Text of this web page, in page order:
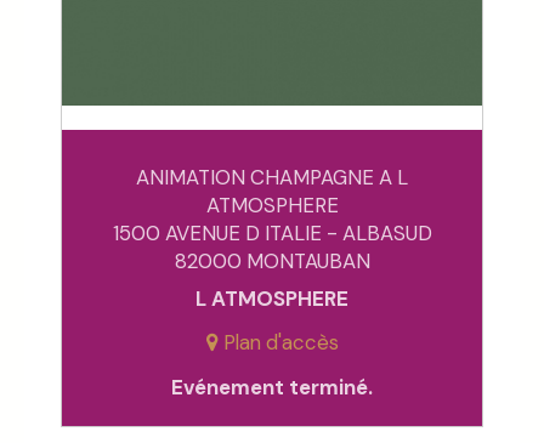
ANIMATION CHAMPAGNE A L
ATMOSPHERE
1500 AVENUE D ITALIE - ALBASUD
82000 MONTAUBAN
L ATMOSPHERE
Plan d'accès
Evénement terminé.